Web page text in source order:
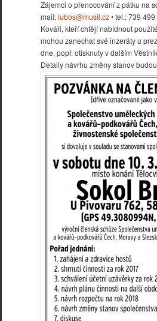
Zájemci o přenocování z pátku na
mail:lubos@musil.cz• tel.: 739 499
Kováři, kteří chtějí nabídnout
mohou zanechat své inzeráty u
dne, popř. otisknuty v dalším
Detaily návrhu změny stanov